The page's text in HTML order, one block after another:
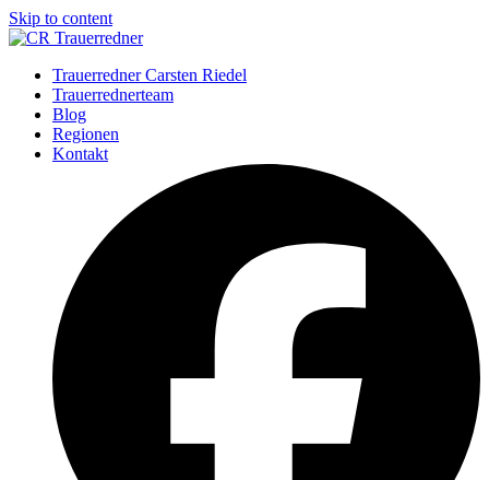
Skip to content
Trauerredner Carsten Riedel
Trauerrednerteam
Blog
Regionen
Kontakt